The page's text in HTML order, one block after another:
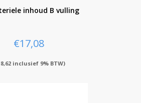
inhoud B vulling
€17,08
inclusief 9% BTW)